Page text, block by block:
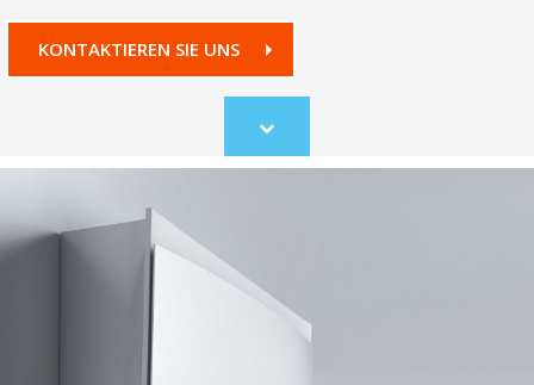
KONTAKTIEREN SIE UNS
Scroll
to